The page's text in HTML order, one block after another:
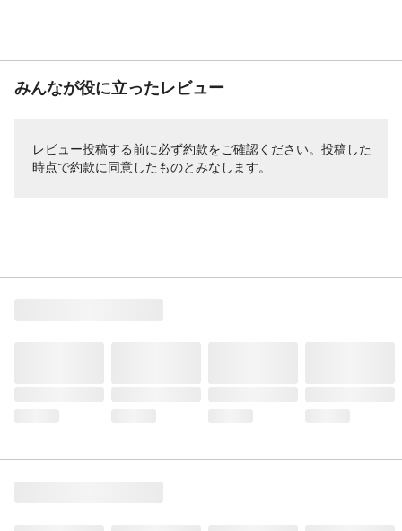
みんなが役に立ったレビュー
レビュー投稿する前に必ず約款をご確認ください。投稿した
時点で約款に同意したものとみなします。